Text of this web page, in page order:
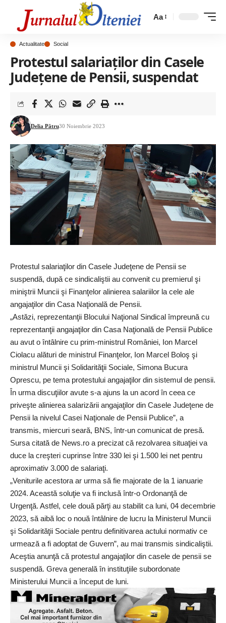
Aa
Actualitate Social
Protestul salariaţilor din Casele
Judeţene de Pensii, suspendat
Delia Pătru30 Noiembrie 2023
Protestul salariaţilor din Casele Judeţene de Pensii se
suspendă, după ce sindicaliştii au convenit cu premierul şi
miniştrii Muncii şi Finanţelor alinierea salariilor la cele ale
angajaţilor din Casa Naţională de Pensii.
„Astăzi, reprezentanţii Blocului Naţional Sindical împreună cu
reprezentanţii angajaţilor din Casa Naţională de Pensii Publice
au avut o întâlnire cu prim-ministrul României, Ion Marcel
Ciolacu alături de ministrul Finanţelor, Ion Marcel Boloş şi
ministrul Muncii şi Solidarităţii Sociale, Simona Bucura
Oprescu, pe tema protestului angajaţilor din sistemul de pensii.
În urma discuţiilor avute s-a ajuns la un acord în ceea ce
priveşte alinierea salarizării angajaţilor din Casele Judeţene de
Pensii la nivelul Casei Naţionale de Pensii Publice”, a
transmis, miercuri seară, BNS, într-un comunicat de presă.
Sursa citată de News.ro a precizat că rezolvarea situaţiei va
duce la creşteri cuprinse între 330 lei şi 1.500 lei net pentru
aproximativ 3.000 de salariaţi.
„Veniturile acestora ar urma să fie majorate de la 1 ianuarie
2024. Această soluţie va fi inclusă într-o Ordonanţă de
Urgenţă. Astfel, cele două părţi au stabilit ca luni, 04 decembrie
2023, să aibă loc o nouă întâlnire de lucru la Ministerul Muncii
şi Solidarităţii Sociale pentru definitivarea actului normativ ce
urmează a fi adoptat de Guvern”, au mai transmis sindicaliştii.
Aceştia anunţă că protestul angajaţilor din casele de pensii se
suspendă. Greva generală în instituţiile subordonate
Ministerului Muncii a început de luni.